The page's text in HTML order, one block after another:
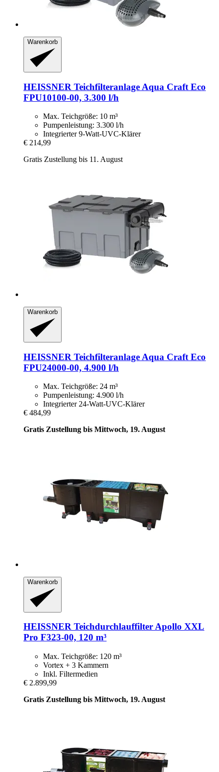
Warenkorb
HEISSNER Teichfilteranlage Aqua Craft Eco
FPU10100-​00, 3.300 l/h
Max. Teichgröße: 10 m³
Pumpenleistung: 3.300 l/h
Integrierter 9-Watt-UVC-Klärer
€ 214,99
Gratis Zustellung bis 11. August
Warenkorb
HEISSNER Teichfilteranlage Aqua Craft Eco
FPU24000-​00, 4.900 l/h
Max. Teichgröße: 24 m³
Pumpenleistung: 4.900 l/h
Integrierter 24-Watt-UVC-Klärer
€ 484,99
Gratis Zustellung bis Mittwoch, 19. August
Warenkorb
HEISSNER Teichdurchlauffilter Apollo XXL
Pro F323-​00, 120 m³
Max. Teichgröße: 120 m³
Vortex + 3 Kammern
Inkl. Filtermedien
€ 2.899,99
Gratis Zustellung bis Mittwoch, 19. August